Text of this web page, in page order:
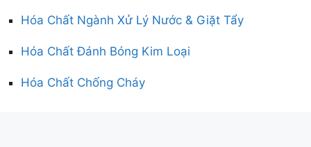
Hóa Chất Ngành Xử Lý Nước & Giặt Tẩy
Hóa Chất Đánh Bóng Kim Loại
Hóa Chất Chống Cháy